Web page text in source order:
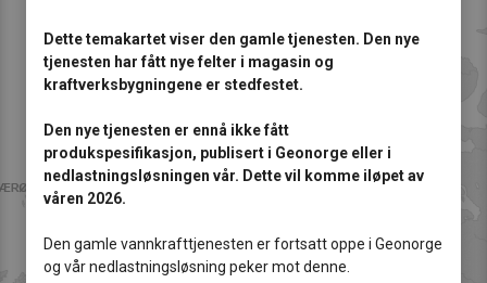
Dette temakartet viser den gamle tjenesten. Den nye
tjenesten har fått nye felter i magasin og
kraftverksbygningene er stedfestet.
Den nye tjenesten er ennå ikke fått
produkspesifikasjon, publisert i Geonorge eller i
nedlastningsløsningen vår. Dette vil komme iløpet av
våren 2026.
Den gamle vannkrafttjenesten er fortsatt oppe i Geonorge
og vår nedlastningsløsning peker mot denne.